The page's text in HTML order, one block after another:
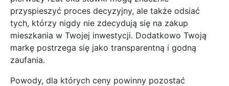
przyspieszyć proces decyzyjny, ale także odsiać
tych, którzy nigdy nie zdecydują się na zakup
mieszkania w Twojej inwestycji. Dodatkowo Twoją
markę postrzega się jako transparentną i godną
zaufania.
Powody, dla których ceny powinny pozostać